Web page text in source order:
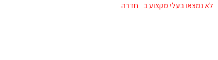
לא נמצאו בעלי מקצוע ב - חדרה